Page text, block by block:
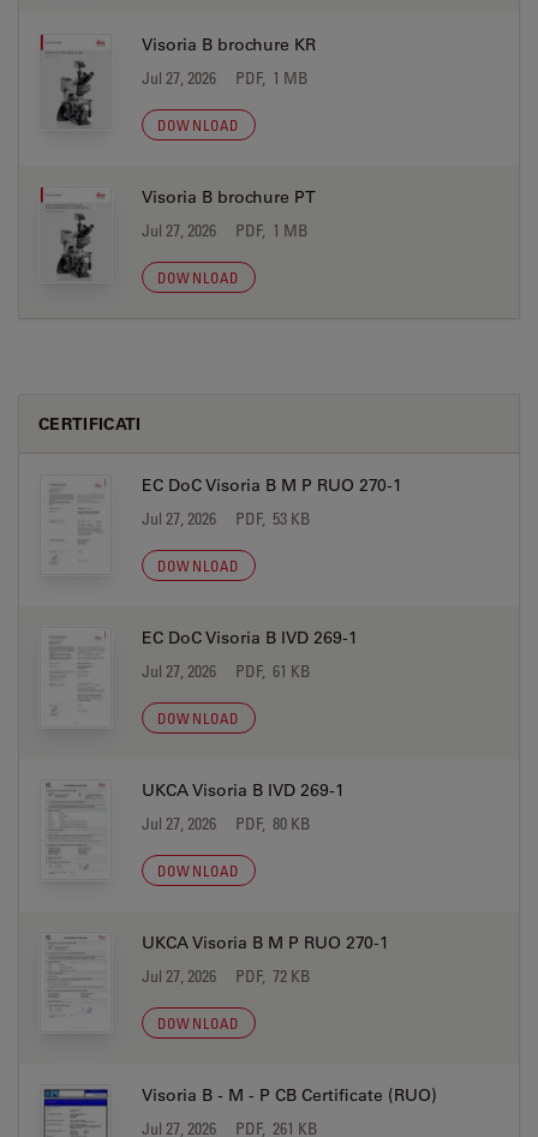
Visoria B brochure KR
Jul 27, 2026 PDF, 1 MB
DOWNLOAD
Visoria B brochure PT
Jul 27, 2026 PDF, 1 MB
DOWNLOAD
CERTIFICATI
EC DoC Visoria B M P RUO 270-1
Jul 27, 2026 PDF, 53 KB
DOWNLOAD
EC DoC Visoria B IVD 269-1
Jul 27, 2026 PDF, 61 KB
DOWNLOAD
UKCA Visoria B IVD 269-1
Jul 27, 2026 PDF, 80 KB
DOWNLOAD
UKCA Visoria B M P RUO 270-1
Jul 27, 2026 PDF, 72 KB
DOWNLOAD
Visoria B - M - P CB Certificate (RUO)
Jul 27, 2026 PDF, 261 KB